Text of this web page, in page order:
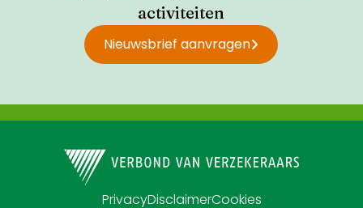
activiteiten
Nieuwsbrief aanvragen
PrivacyDisclaimerCookies